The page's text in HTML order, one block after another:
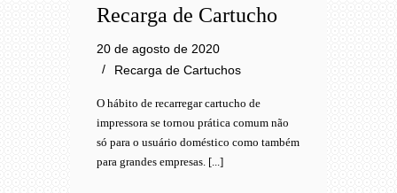
Recarga de Cartucho
20 de agosto de 2020
Recarga de Cartuchos
O hábito de recarregar cartucho de
impressora se tornou prática comum não
só para o usuário doméstico como também
para grandes empresas. [...]